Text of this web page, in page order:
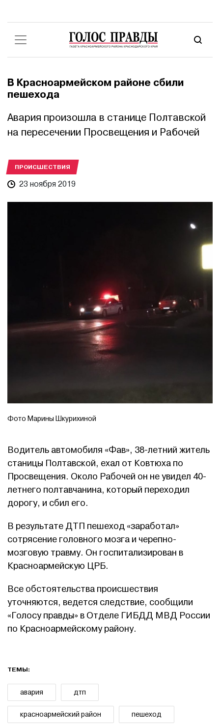
В Красноармейском районе сбили
пешехода
Авария произошла в станице Полтавской
на пересечении Просвещения и Рабочей
ПРОИСШЕСТВИЯ
23 ноября 2019
Фото Марины Шкурихиной
Водитель автомобиля «Фав», 38-летний житель
станицы Полтавской, ехал от Ковтюха по
Просвещения. Около Рабочей он не увидел 40-
летнего полтавчанина, который переходил
дорогу, и сбил его.
В результате ДТП пешеход «заработал»
сотрясение головного мозга и черепно-
мозговую травму. Он госпитализирован в
Красноармейскую ЦРБ.
Все обстоятельства происшествия
уточняются, ведется следствие, сообщили
«Голосу правды» в Отделе ГИБДД МВД России
по Красноармейскому району.
ТЕМЫ:
авария дтп
красноармейский район пешеход